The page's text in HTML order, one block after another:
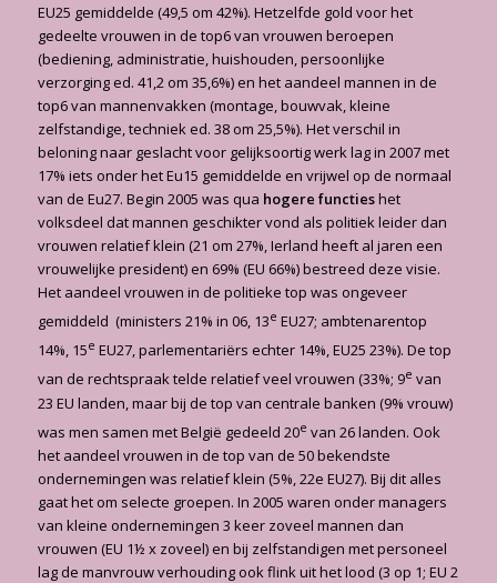
EU25 gemiddelde (49,5 om 42%). Hetzelfde gold voor het
gedeelte vrouwen in de top6 van vrouwen beroepen
(bediening, administratie, huishouden, persoonlijke
verzorging ed. 41,2 om 35,6%) en het aandeel mannen in de
top6 van mannenvakken (montage, bouwvak, kleine
zelfstandige, techniek ed. 38 om 25,5%). Het verschil in
beloning naar geslacht voor gelijksoortig werk lag in 2007 met
17% iets onder het Eu15 gemiddelde en vrijwel op de normaal
van de Eu27. Begin 2005 was qua hogere functieshet
volksdeel dat mannen geschikter vond als politiek leider dan
vrouwen relatief klein (21 om 27%, Ierland heeft al jaren een
vrouwelijke president) en 69% (EU 66%) bestreed deze visie.
Het aandeel vrouwen in de politieke top was ongeveer
gemiddeld (ministers 21% in 06, 13e EU27; ambtenarentop
14%, 15e EU27, parlementariërs echter 14%, EU25 23%). De top
van de rechtspraak telde relatief veel vrouwen (33%; 9e van
23 EU landen, maar bij de top van centrale banken (9% vrouw)
was men samen met België gedeeld 20e van 26 landen. Ook
het aandeel vrouwen in de top van de 50 bekendste
ondernemingen was relatief klein (5%, 22e EU27). Bij dit alles
gaat het om selecte groepen. In 2005 waren onder managers
van kleine ondernemingen 3 keer zoveel mannen dan
vrouwen (EU 1½ x zoveel) en bij zelfstandigen met personeel
lag de manvrouw verhouding ook flink uit het lood (3 op 1; EU 2